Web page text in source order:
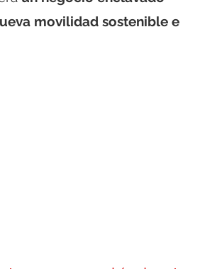
movilidad sostenible e